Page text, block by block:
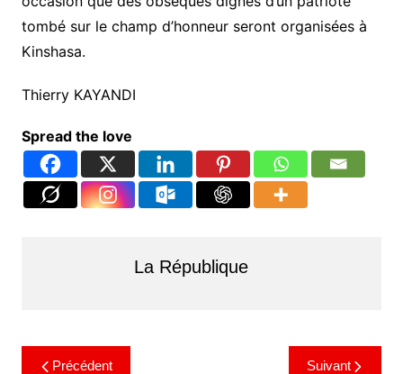
tombé sur le champ d’honneur seront organisées à
Kinshasa.
Thierry KAYANDI
Spread the love
La République
Précédent Suivant